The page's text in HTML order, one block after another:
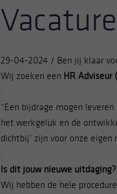
29-04-2024 / Ben jij klaar
Wij zoeken een HR Adviseur
.
“Een bijdrage mogen
het werkgeluk en de
dichtbij’ zijn voor onze eigen
.
Is dit jouw nieuwe uitdaging?
Wij hebben de hele